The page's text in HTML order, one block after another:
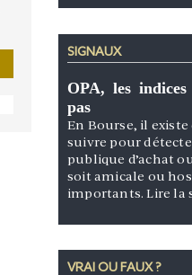
SIGNAUX
OPA, les
pas
En Bourse, il existe
suivre pour
publique d’achat
soit amicale ou
importants.Lire la
VRAI OU FAUX ?